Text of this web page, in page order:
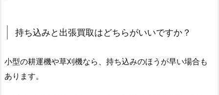
持ち込みと出張買取はどちらがいいですか？
小型の耕運機や草刈機なら、持ち込みのほうが早い場合も
あります。